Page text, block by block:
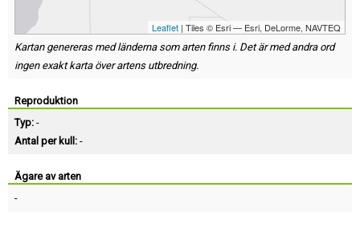
Leaflet | Tiles © Esri — Esri, DeLorme, NAVTEQ
Kartan genereras med länderna som arten finns i. Det är med andra ord
ingen exakt karta över artens utbredning.
Reproduktion
Typ: -
Antal per kull: -
Ägare av arten
-